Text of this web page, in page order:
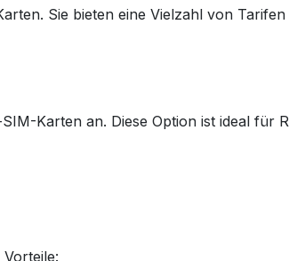
Sie bieten eine Vielzahl von
Karten an. Diese Option ist ideal für